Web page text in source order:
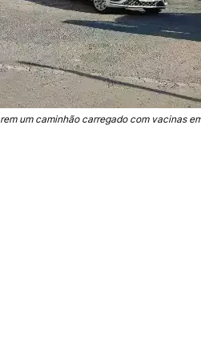
um caminhão carregado com vacinas